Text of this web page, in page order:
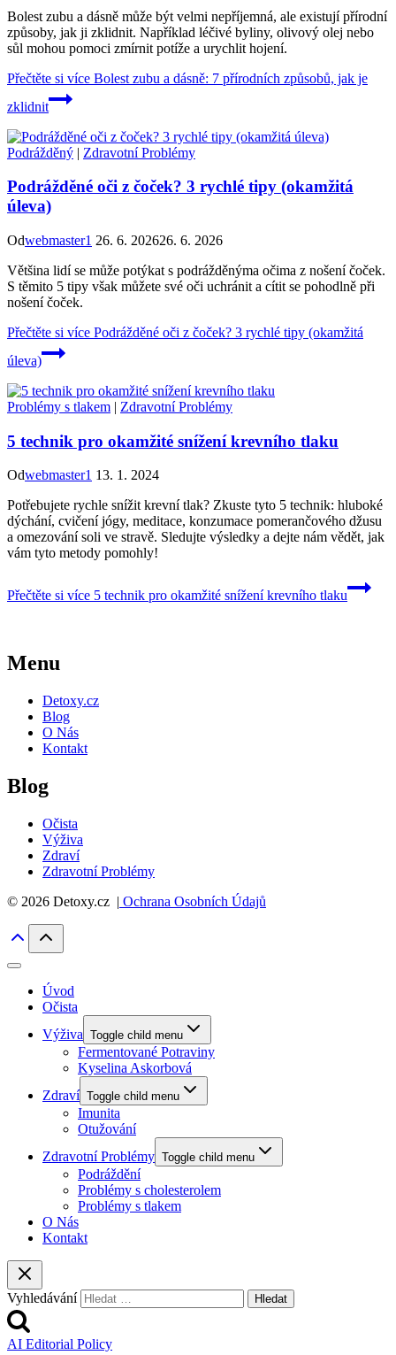
Bolest zubu a dásně může být velmi nepříjemná, ale existují přírodní
způsoby, jak ji zklidnit. Například léčivé byliny, olivový olej nebo
sůl mohou pomoci zmírnit potíže a urychlit hojení.
Přečtěte si více Bolest zubu a dásně: 7 přírodních způsobů, jak je
zklidnit
Podrážděný | Zdravotní Problémy
Podrážděné oči z čoček? 3 rychlé tipy (okamžitá
úleva)
Odwebmaster1 26. 6. 202626. 6. 2026
Většina lidí se může potýkat s podrážděnýma očima z nošení čoček.
S těmito 5 tipy však můžete své oči uchránit a cítit se pohodlně při
nošení čoček.
Přečtěte si více Podrážděné oči z čoček? 3 rychlé tipy (okamžitá
úleva)
Problémy s tlakem | Zdravotní Problémy
5 technik pro okamžité snížení krevního tlaku
Odwebmaster1 13. 1. 2024
Potřebujete rychle snížit krevní tlak? Zkuste tyto 5 technik: hluboké
dýchání, cvičení jógy, meditace, konzumace pomerančového džusu
a omezování soli ve stravě. Sledujte výsledky a dejte nám vědět, jak
vám tyto metody pomohly!
Přečtěte si více 5 technik pro okamžité snížení krevního tlaku
Menu
Detoxy.cz
Blog
O Nás
Kontakt
Blog
Očista
Výživa
Zdraví
Zdravotní Problémy
© 2026 Detoxy.cz | Ochrana Osobních Údajů
Úvod
Očista
Výživa Toggle child menu
Fermentované Potraviny
Kyselina Askorbová
Zdraví Toggle child menu
Imunita
Otužování
Zdravotní Problémy Toggle child menu
Podráždění
Problémy s cholesterolem
Problémy s tlakem
O Nás
Kontakt
Vyhledávání
AI Editorial Policy